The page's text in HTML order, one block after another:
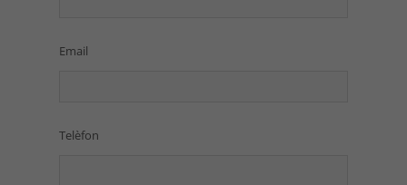
Email
Telèfon